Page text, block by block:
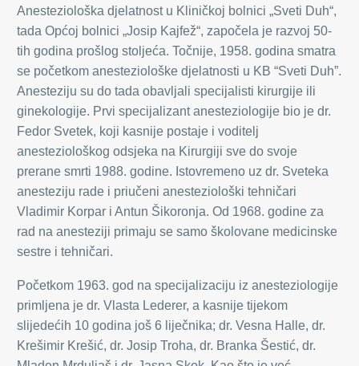
Anesteziološka djelatnost u Kliničkoj bolnici „Sveti Duh“,
tada Općoj bolnici „Josip Kajfež“, započela je razvoj 50-
tih godina prošlog stoljeća. Točnije, 1958. godina smatra
se početkom anesteziološke djelatnosti u KB “Sveti Duh”.
Anesteziju su do tada obavljali specijalisti kirurgije ili
ginekologije. Prvi specijalizant anesteziologije bio je dr.
Fedor Svetek, koji kasnije postaje i voditelj
anesteziološkog odsjeka na Kirurgiji sve do svoje
prerane smrti 1988. godine. Istovremeno uz dr. Sveteka
anesteziju rade i priučeni anesteziološki tehničari
Vladimir Korpar i Antun Šikoronja. Od 1968. godine za
rad na anesteziji primaju se samo školovane medicinske
sestre i tehničari.
Početkom 1963. god na specijalizaciju iz anesteziologije
primljena je dr. Vlasta Lederer, a kasnije tijekom
slijedećih 10 godina još 6 liječnika; dr. Vesna Halle, dr.
Krešimir Krešić, dr. Josip Troha, dr. Branka Šestić, dr.